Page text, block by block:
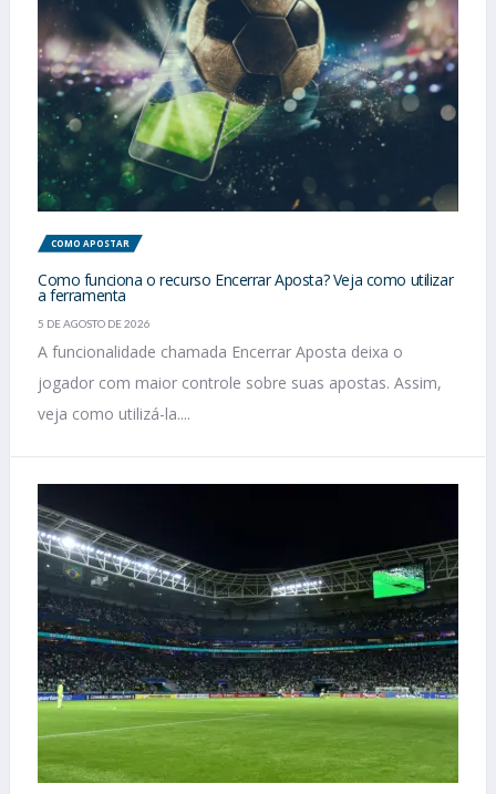
COMO APOSTAR
Como funciona o recurso Encerrar Aposta? Veja como utilizar
a ferramenta
5 DE AGOSTO DE 2026
A funcionalidade chamada Encerrar Aposta deixa o
jogador com maior controle sobre suas apostas. Assim,
veja como utilizá-la....